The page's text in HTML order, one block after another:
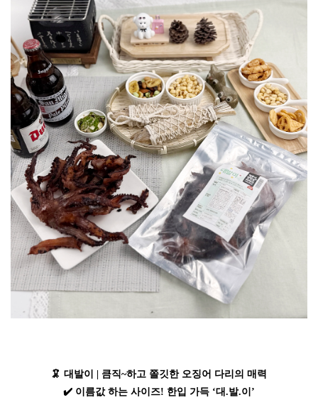
🦑 대발이 | 큼직~하고 쫄깃한 오징어 다리의 매력
✔️ 이름값 하는 사이즈! 한입 가득 ‘대.발.이’